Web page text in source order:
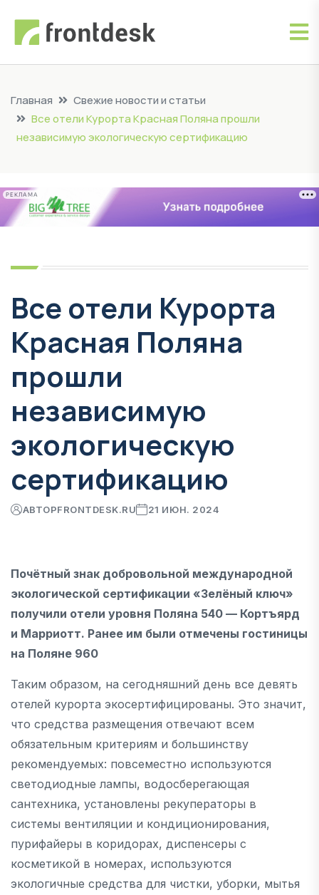
Главная
Свежие новости и статьи
Все отели Курорта Красная Поляна прошли
независимую экологическую сертификацию
РЕКЛАМА
Все отели Курорта
Красная Поляна
прошли
независимую
экологическую
сертификацию
АВТОРFRONTDESK.RU 21 ИЮН. 2024
Почётный знак добровольной международной
экологической сертификации «Зелёный ключ»
получили отели уровня Поляна 540 — Кортъярд
и Марриотт. Ранее им были отмечены гостиницы
на Поляне 960
Таким образом, на сегодняшний день все девять
отелей курорта экосертифицированы. Это значит,
что средства размещения отвечают всем
обязательным критериям и большинству
рекомендуемых: повсеместно используются
светодиодные лампы, водосберегающая
сантехника, установлены рекуператоры в
системы вентиляции и кондиционирования,
пурифайеры в коридорах, диспенсеры с
косметикой в номерах, используются
экологичные средства для чистки, уборки, мытья